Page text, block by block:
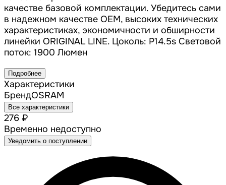
качестве базовой комплектации. Убедитесь сами
в надежном качестве OEM, высоких технических
характеристиках, экономичности и обширности
линейки ORIGINAL LINE. Цоколь: P14.5s Световой
поток: 1900 Люмен
Подробнее
Характеристики
БрендOSRAM
Все характеристики
276 ₽
Временно недоступно
Уведомить о поступлении